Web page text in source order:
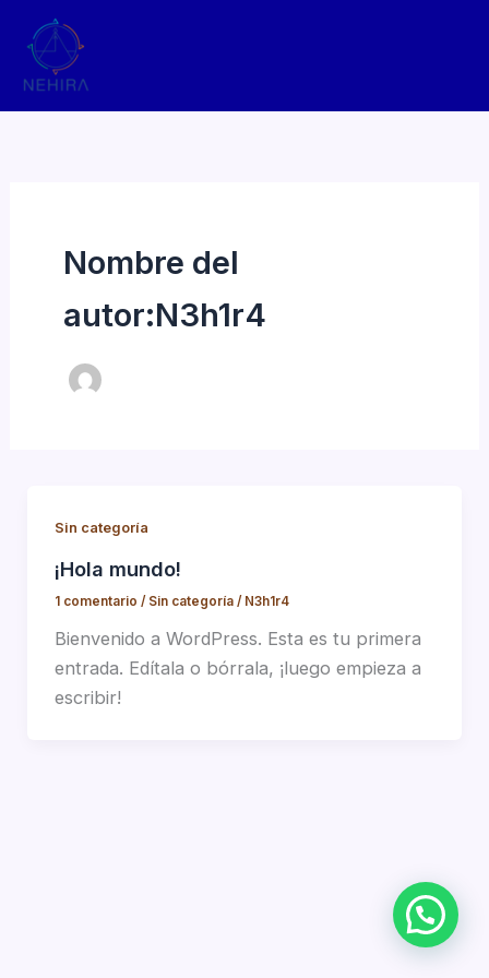
contenido
Nombre del
autor:N3h1r4
Sin categoría
¡Hola mundo!
1 comentario / Sin categoría/ N3h1r4
Bienvenido a WordPress. Esta es tu primera
entrada. Edítala o bórrala, ¡luego empieza a
escribir!